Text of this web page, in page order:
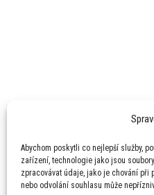
Abychom poskytli co nejlepší služby,
zařízení, technologie jako jsou
zpracovávat údaje, jako je chování při
nebo odvolání souhlasu může